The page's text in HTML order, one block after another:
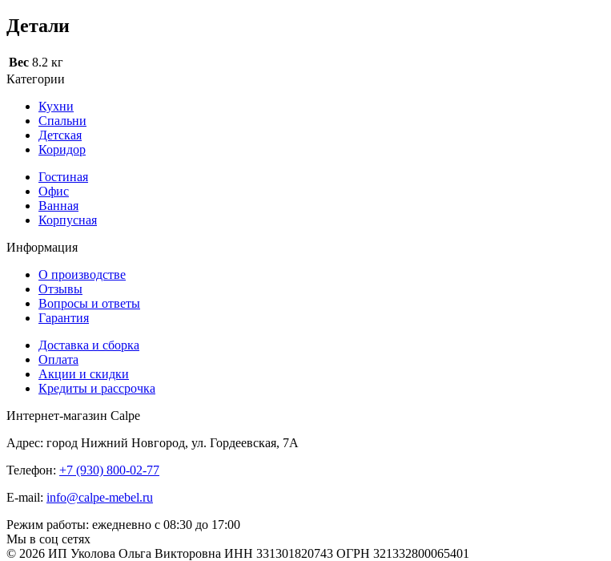
Детали
Вес 8.2 кг
Категории
Кухни
Спальни
Детская
Коридор
Гостиная
Офис
Ванная
Корпусная
Информация
О производстве
Отзывы
Вопросы и ответы
Гарантия
Доставка и сборка
Оплата
Акции и скидки
Кредиты и рассрочка
Интернет-магазин Calpe
Адрес: город Нижний Новгород, ул. Гордеевская, 7А
Телефон: +7 (930) 800-02-77
E-mail: info@calpe-mebel.ru
Режим работы: ежедневно с 08:30 до 17:00
Мы в соц сетях
© 2026 ИП Уколова Ольга Викторовна ИНН 331301820743 ОГРН 321332800065401